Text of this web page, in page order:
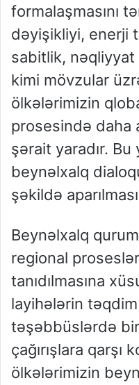
formalaşmasını
dəyişikliyi, enerji
sabitlik, nəqliyyat
kimi mövzular
ölkələrimizin
prosesində daha
şərait yaradır.
beynəlxalq
şəkildə
Beynəlxalq
regional
tanıdılmasına
layihələrin
təşəbbüslərdə
çağırışlara qarşı
ölkələrimizin